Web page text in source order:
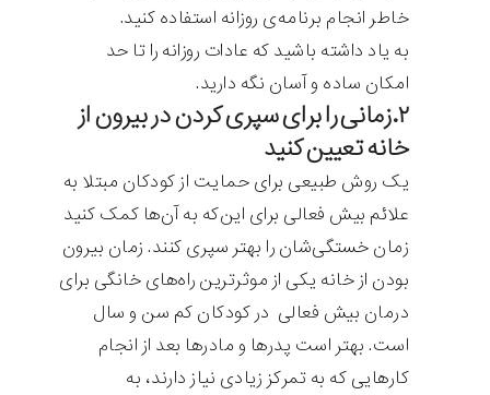
خاطر انجام برنامه‌ی روزانه استفاده کنید.
به یاد داشته باشید که عادات روزانه را تا حد
امکان ساده و آسان نگه دارید.
۲.زمانی را برای سپری کردن در بیرون از
خانه تعیین کنید
یک روش طبیعی برای حمایت از کودکان مبتلا به
علائم بیش فعالی برای این‌که به آن‌ها کمک کنید
زمان خستگی‌شان را بهتر سپری کنند. زمان بیرون
بودن از خانه یکی از موثرترین راه‌های خانگی برای
درمان بیش فعالی در کودکان کم سن و سال
است. بهتر است پدرها و مادرها بعد از انجام
کارهایی که به تمرکز زیادی نیاز دارند، به